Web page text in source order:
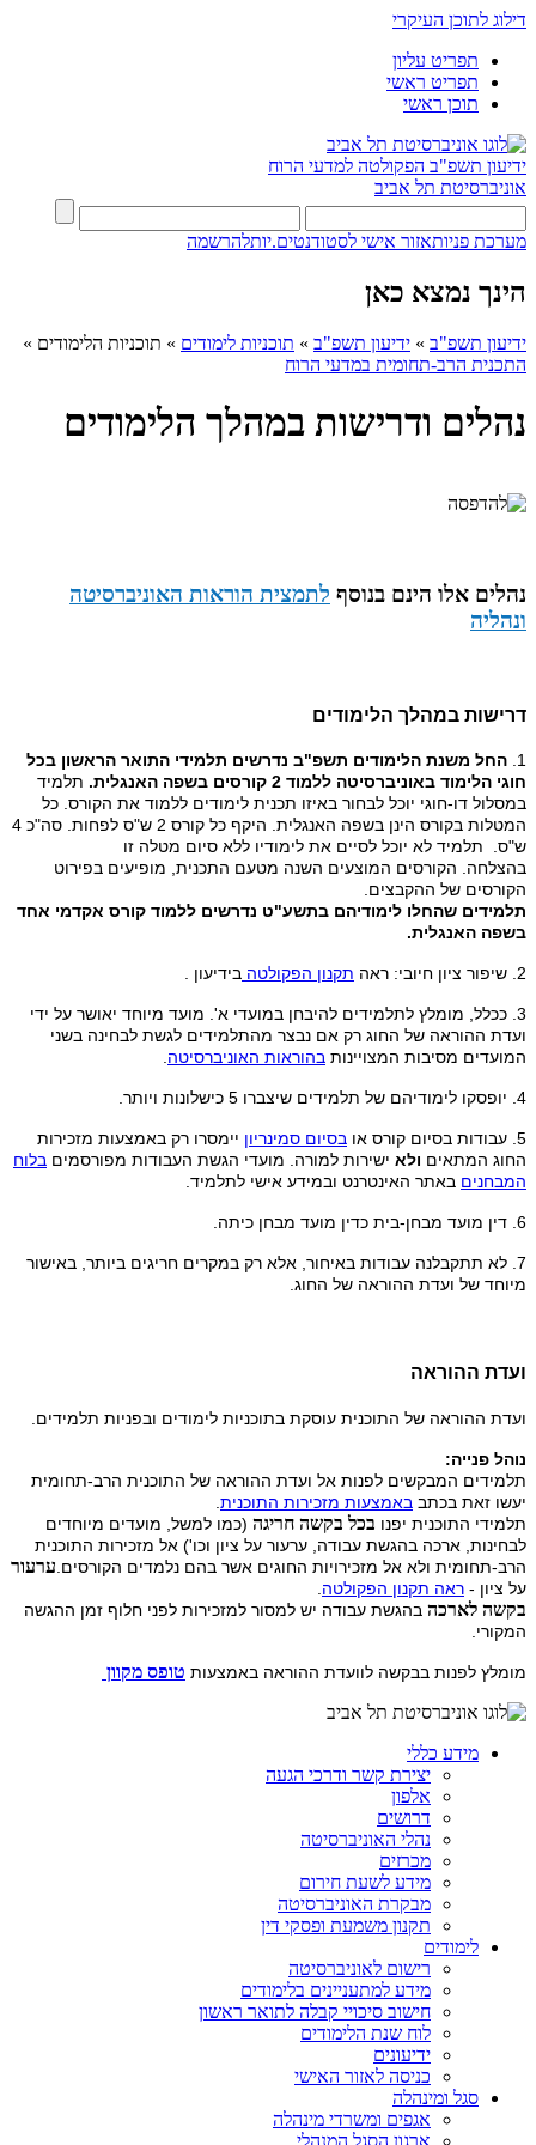
דילוג לתוכן העיקרי
תפריט עליון
תפריט ראשי
תוכן ראשי
ידיעון תשפ"ב הפקולטה למדעי הרוח
אוניברסיטת תל אביב
מערכת פניותאזור אישי לסטודנטים.יותלהרשמה
הינך נמצא כאן
ידיעון תשפ"ב » ידיעון תשפ"ב » תוכניות לימודים » תוכניות הלימודים »
התכנית הרב-תחומית במדעי הרוח
נהלים ודרישות במהלך הלימודים
נהלים אלו הינם בנוסף לתמצית הוראות האוניברסיטה
ונהליה
דרישות במהלך הלימודים
1. החל משנת הלימודים תשפ"ב נדרשים תלמידי התואר הראשון בכל
חוגי הלימוד באוניברסיטה ללמוד 2 קורסים בשפה האנגלית.
תלמיד
במסלול דו-חוגי יוכל לבחור באיזו תכנית לימודים ללמוד את הקורס. כל
המטלות בקורס הינן בשפה האנגלית. היקף כל קורס 2 ש"ס לפחות. סה"כ 4
ש"ס. תלמיד לא יוכל לסיים את לימודיו ללא סיום מטלה זו
בהצלחה. הקורסים המוצעים השנה מטעם התכנית, מופיעים בפירוט
הקורסים של ההקבצים.
תלמידים שהחלו לימודיהם בתשע"ט נדרשים ללמוד קורס אקדמי אחד
בשפה האנגלית.
2. שיפור ציון חיובי: ראה תקנון הפקולטה בידיעון .
3. ככלל, מומלץ לתלמידים להיבחן במועדי א'. מועד מיוחד יאושר על ידי
ועדת ההוראה של החוג רק אם נבצר מהתלמידים לגשת לבחינה בשני
המועדים מסיבות המצויינות בהוראות האוניברסיטה.
4. יופסקו לימודיהם של תלמידים שיצברו 5 כישלונות ויותר.
5. עבודות בסיום קורס או בסיום סמינריון יימסרו רק באמצעות מזכירות
החוג המתאים ולא ישירות למורה. מועדי הגשת העבודות מפורסמים בלוח
המבחנים באתר האינטרנט ובמידע אישי לתלמיד.
6. דין מועד מבחן-בית כדין מועד מבחן כיתה.
7. לא תתקבלנה עבודות באיחור, אלא רק במקרים חריגים ביותר, באישור
מיוחד של ועדת ההוראה של החוג.
ועדת ההוראה
ועדת ההוראה של התוכנית עוסקת בתוכניות לימודים ובפניות תלמידים.
נוהל פנייה:
תלמידים המבקשים לפנות אל ועדת ההוראה של התוכנית הרב-תחומית
יעשו זאת בכתב באמצעות מזכירות התוכנית
תלמידי התוכנית יפנו בכל בקשה חריגה (כמו למשל, מועדים מיוחדים
לבחינות, ארכה בהגשת עבודה, ערעור על ציון וכו') אל מזכירות התוכנית
הרב-תחומית ולא אל מזכירויות החוגים אשר בהם נלמדים הקורסים. ערעור
על ציון - ראה תקנון הפקולטה
בקשה לארכה בהגשת עבודה יש למסור למזכירות לפני חלוף זמן ההגשה
המקורי.
מומלץ לפנות בבקשה לוועדת ההוראה באמצעות טופס מקוון
מידע כללי
יצירת קשר ודרכי הגעה
אלפון
דרושים
נהלי האוניברסיטה
מכרזים
מידע לשעת חירום
מבקרת האוניברסיטה
תקנון משמעת ופסקי דין
לימודים
רישום לאוניברסיטה
מידע למתעניינים בלימודים
חישוב סיכויי קבלה לתואר ראשון
לוח שנת הלימודים
ידיעונים
כניסה לאזור האישי
סגל ומינהלה
אגפים ומשרדי מינהלה
ארגון הסגל המנהלי